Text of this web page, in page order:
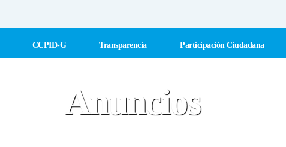
CCPID-G Transparencia Participación Ciudadana
Anuncios